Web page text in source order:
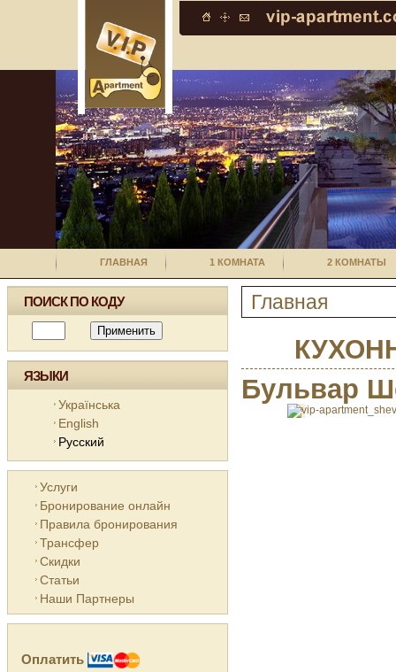
ГЛАВНАЯ 1 КОМНАТА 2 КОМНАТЫ
ПОИСК ПО КОДУ
ЯЗЫКИ
Українська
English
Русский
Услуги
Бронирование онлайн
Правила бронирования
Трансфер
Скидки
Статьи
Наши Партнеры
Оплатить
Главная
Бульвар